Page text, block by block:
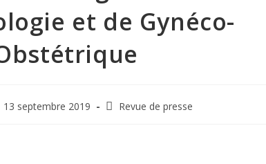
et de Gynéco-
13 septembre 2019 Revue de presse